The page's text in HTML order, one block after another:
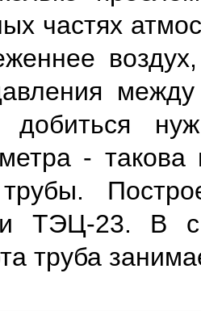
частях
добиться
- такова
ТЭЦ-23. В
труба